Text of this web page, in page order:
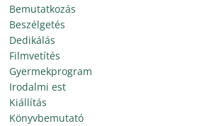
Bemutatkozás
Beszélgetés
Dedikálás
Filmvetítés
Gyermekprogram
Irodalmi est
Kiállítás
Könyvbemutató